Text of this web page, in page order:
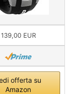
139,00 EUR
offerta su
Amazon